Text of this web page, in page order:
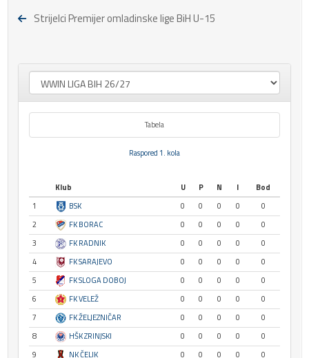
Strijelci Premijer omladinske lige BiH U-15
Tabela
Raspored 1. kola
Klub U P N I
Bod
1
BSK 0 0 0 0
0
2
FK BORAC 0 0 0 0
0
3
FK RADNIK 0 0 0 0
0
4
FK SARAJEVO 0 0 0 0
0
5
FK SLOGA DOBOJ 0 0 0 0
0
6
FK VELEŽ 0 0 0 0
0
7
FK ŽELJEZNIČAR 0 0 0 0
0
8
HŠK ZRINJSKI 0 0 0 0
0
9
NK ČELIK 0 0 0 0
0